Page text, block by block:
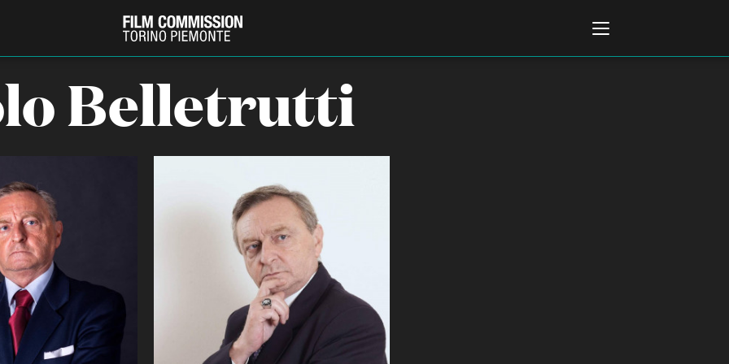
Società di produzione
Strutture di servizio
Professionisti
Attrici-Attori
Beginners
FESTIVAL, MARKETS, AWARDS
International Film Festival Rotterdam
Berlinale Internationalen
Filmfestspiele Berlin
Festival de Cannes
Biografilm Festival - Bio to B Industry
Belletrutti